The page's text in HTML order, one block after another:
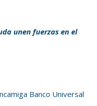
unen fuerzas en el
Banco Universal